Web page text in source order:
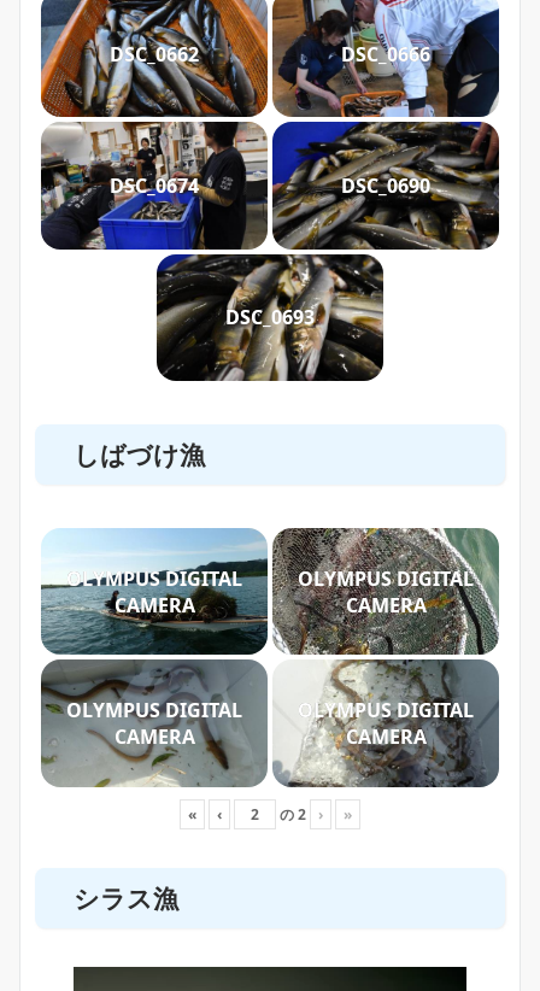
DSC_0662 DSC_0666
DSC_0674 DSC_0690
DSC_0693
しばづけ漁
OLYMPUS DIGITAL
CAMERA
OLYMPUS DIGITAL
CAMERA
OLYMPUS DIGITAL
CAMERA
OLYMPUS DIGITAL
CAMERA
« ‹ の2 › »
シラス漁